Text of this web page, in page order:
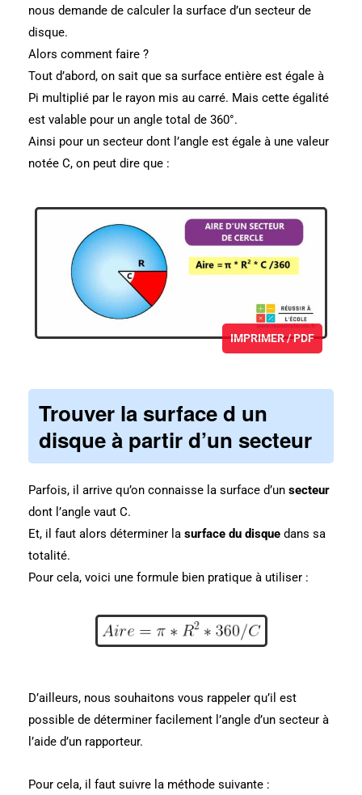
nous demande de calculer la surface d’un secteur de
disque.
Alors comment faire ?
Tout d’abord, on sait que sa surface entière est égale à
Pi multiplié par le rayon mis au carré. Mais cette égalité
est valable pour un angle total de 360°.
Ainsi pour un secteur dont l’angle est égale à une valeur
notée C, on peut dire que :
IMPRIMER / PDF
Trouver la surface d un
disque à partir d’un secteur
Parfois, il arrive qu’on connaisse la surface d’un secteur
dont l’angle vaut C.
Et, il faut alors déterminer la surface du disque dans sa
totalité.
Pour cela, voici une formule bien pratique à utiliser :
D’ailleurs, nous souhaitons vous rappeler qu’il est
possible de déterminer facilement l’angle d’un secteur à
l’aide d’un rapporteur.
Pour cela, il faut suivre la méthode suivante :